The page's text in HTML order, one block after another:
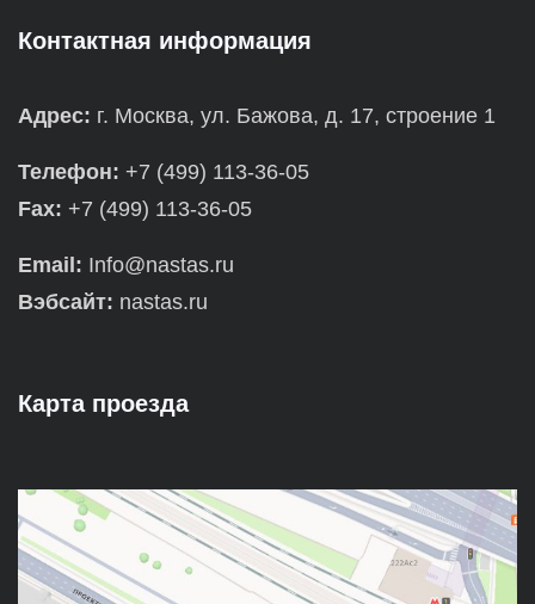
Контактная информация
Адрес: г. Москва, ул. Бажова, д. 17, строение 1
Телефон: +7 (499) 113-36-05
Fax: +7 (499) 113-36-05
Email: Info@nastas.ru
Вэбсайт: nastas.ru
Карта проезда